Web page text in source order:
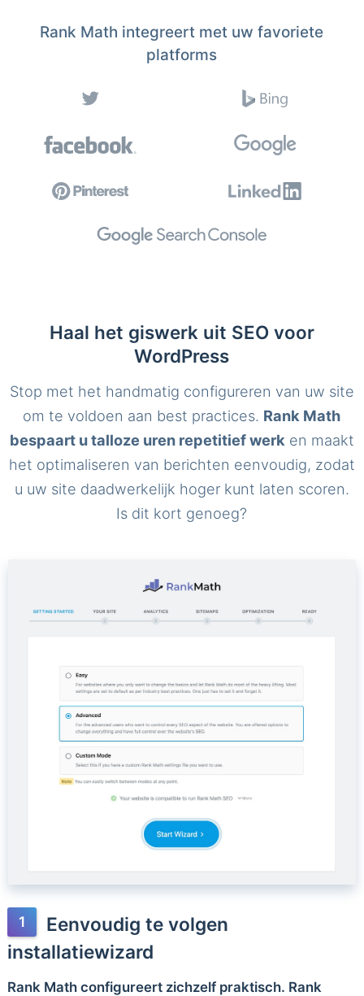
Rank Math integreert met uw favoriete
platforms
Haal het giswerk uit SEO voor
WordPress
Stop met het handmatig configureren van uw site
om te voldoen aan best practices. Rank Math
bespaart u talloze uren repetitief werk en maakt
het optimaliseren van berichten eenvoudig, zodat
u uw site daadwerkelijk hoger kunt laten scoren.
Is dit kort genoeg?
Eenvoudig te volgen
installatiewizard
Rank Math configureert zichzelf praktisch. Rank